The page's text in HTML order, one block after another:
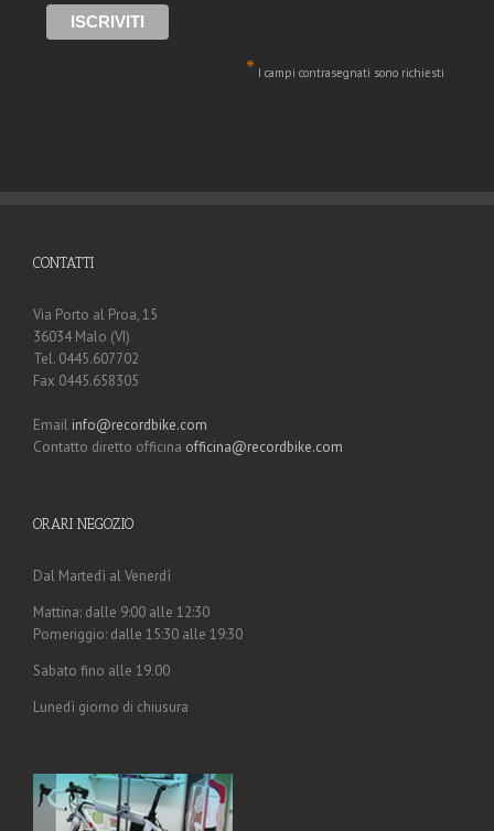
* I campi contrasegnati sono richiesti
CONTATTI
Via Porto al Proa, 15
36034 Malo (VI)
Tel. 0445.607702
Fax 0445.658305
Email info@recordbike.com
Contatto diretto officina officina@recordbike.com
ORARI NEGOZIO
Dal Martedì al Venerdì
Mattina: dalle 9:00 alle 12:30
Pomeriggio: dalle 15:30 alle 19:30
Sabato fino alle 19.00
Lunedì giorno di chiusura